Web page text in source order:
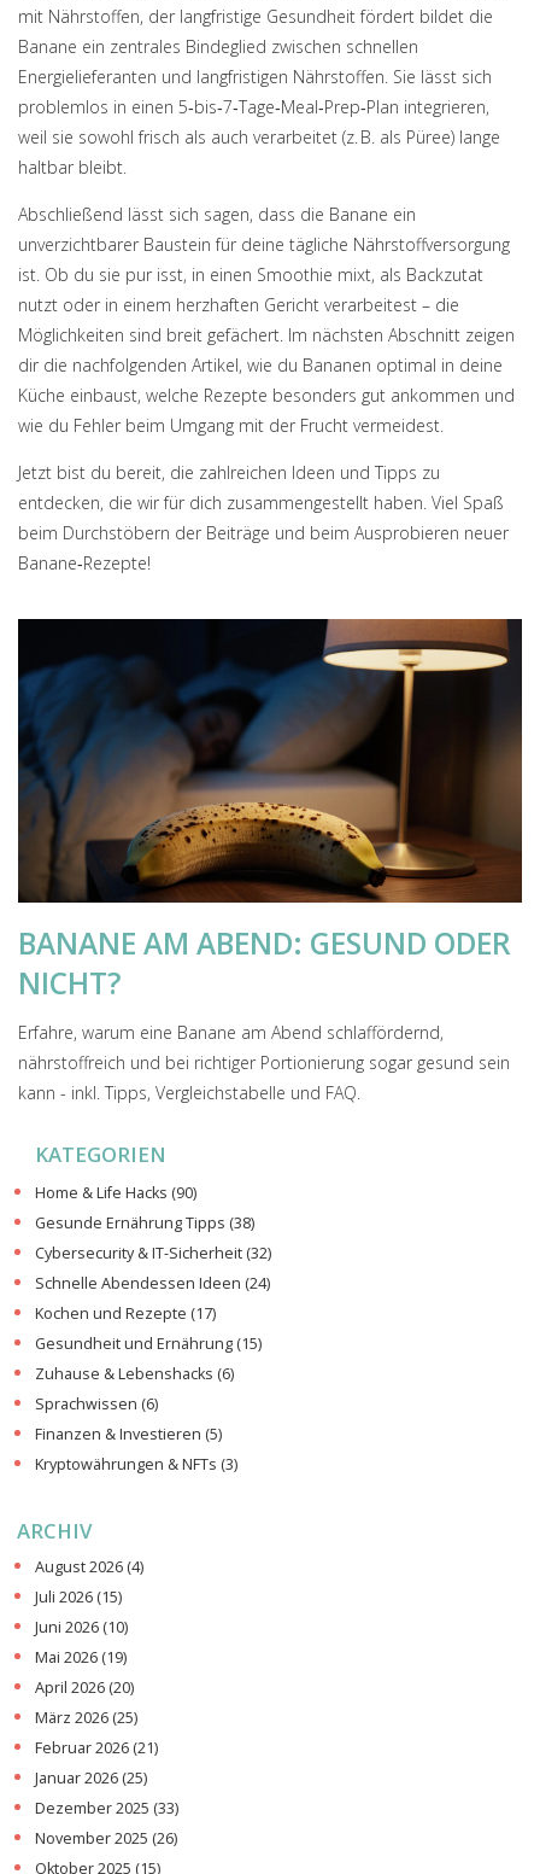
mit Nährstoffen, der langfristige Gesundheit fördert bildet die
Banane ein zentrales Bindeglied zwischen schnellen
Energielieferanten und langfristigen Nährstoffen. Sie lässt sich
problemlos in einen 5‑bis‑7‑Tage‑Meal‑Prep‑Plan integrieren,
weil sie sowohl frisch als auch verarbeitet (z. B. als Püree) lange
haltbar bleibt.
Abschließend lässt sich sagen, dass die Banane ein
unverzichtbarer Baustein für deine tägliche Nährstoffversorgung
ist. Ob du sie pur isst, in einen Smoothie mixt, als Backzutat
nutzt oder in einem herzhaften Gericht verarbeitest – die
Möglichkeiten sind breit gefächert. Im nächsten Abschnitt zeigen
dir die nachfolgenden Artikel, wie du Bananen optimal in deine
Küche einbaust, welche Rezepte besonders gut ankommen und
wie du Fehler beim Umgang mit der Frucht vermeidest.
Jetzt bist du bereit, die zahlreichen Ideen und Tipps zu
entdecken, die wir für dich zusammengestellt haben. Viel Spaß
beim Durchstöbern der Beiträge und beim Ausprobieren neuer
Banane‑Rezepte!
BANANE AM ABEND: GESUND ODER
NICHT?
Erfahre, warum eine Banane am Abend schlaffördernd,
nährstoffreich und bei richtiger Portionierung sogar gesund sein
kann - inkl. Tipps, Vergleichstabelle und FAQ.
KATEGORIEN
Home & Life Hacks (90)
Gesunde Ernährung Tipps (38)
Cybersecurity & IT-Sicherheit (32)
Schnelle Abendessen Ideen (24)
Kochen und Rezepte (17)
Gesundheit und Ernährung (15)
Zuhause & Lebenshacks (6)
Sprachwissen (6)
Finanzen & Investieren (5)
Kryptowährungen & NFTs (3)
ARCHIV
August 2026 (4)
Juli 2026 (15)
Juni 2026 (10)
Mai 2026 (19)
April 2026 (20)
März 2026 (25)
Februar 2026 (21)
Januar 2026 (25)
Dezember 2025 (33)
November 2025 (26)
Oktober 2025 (15)